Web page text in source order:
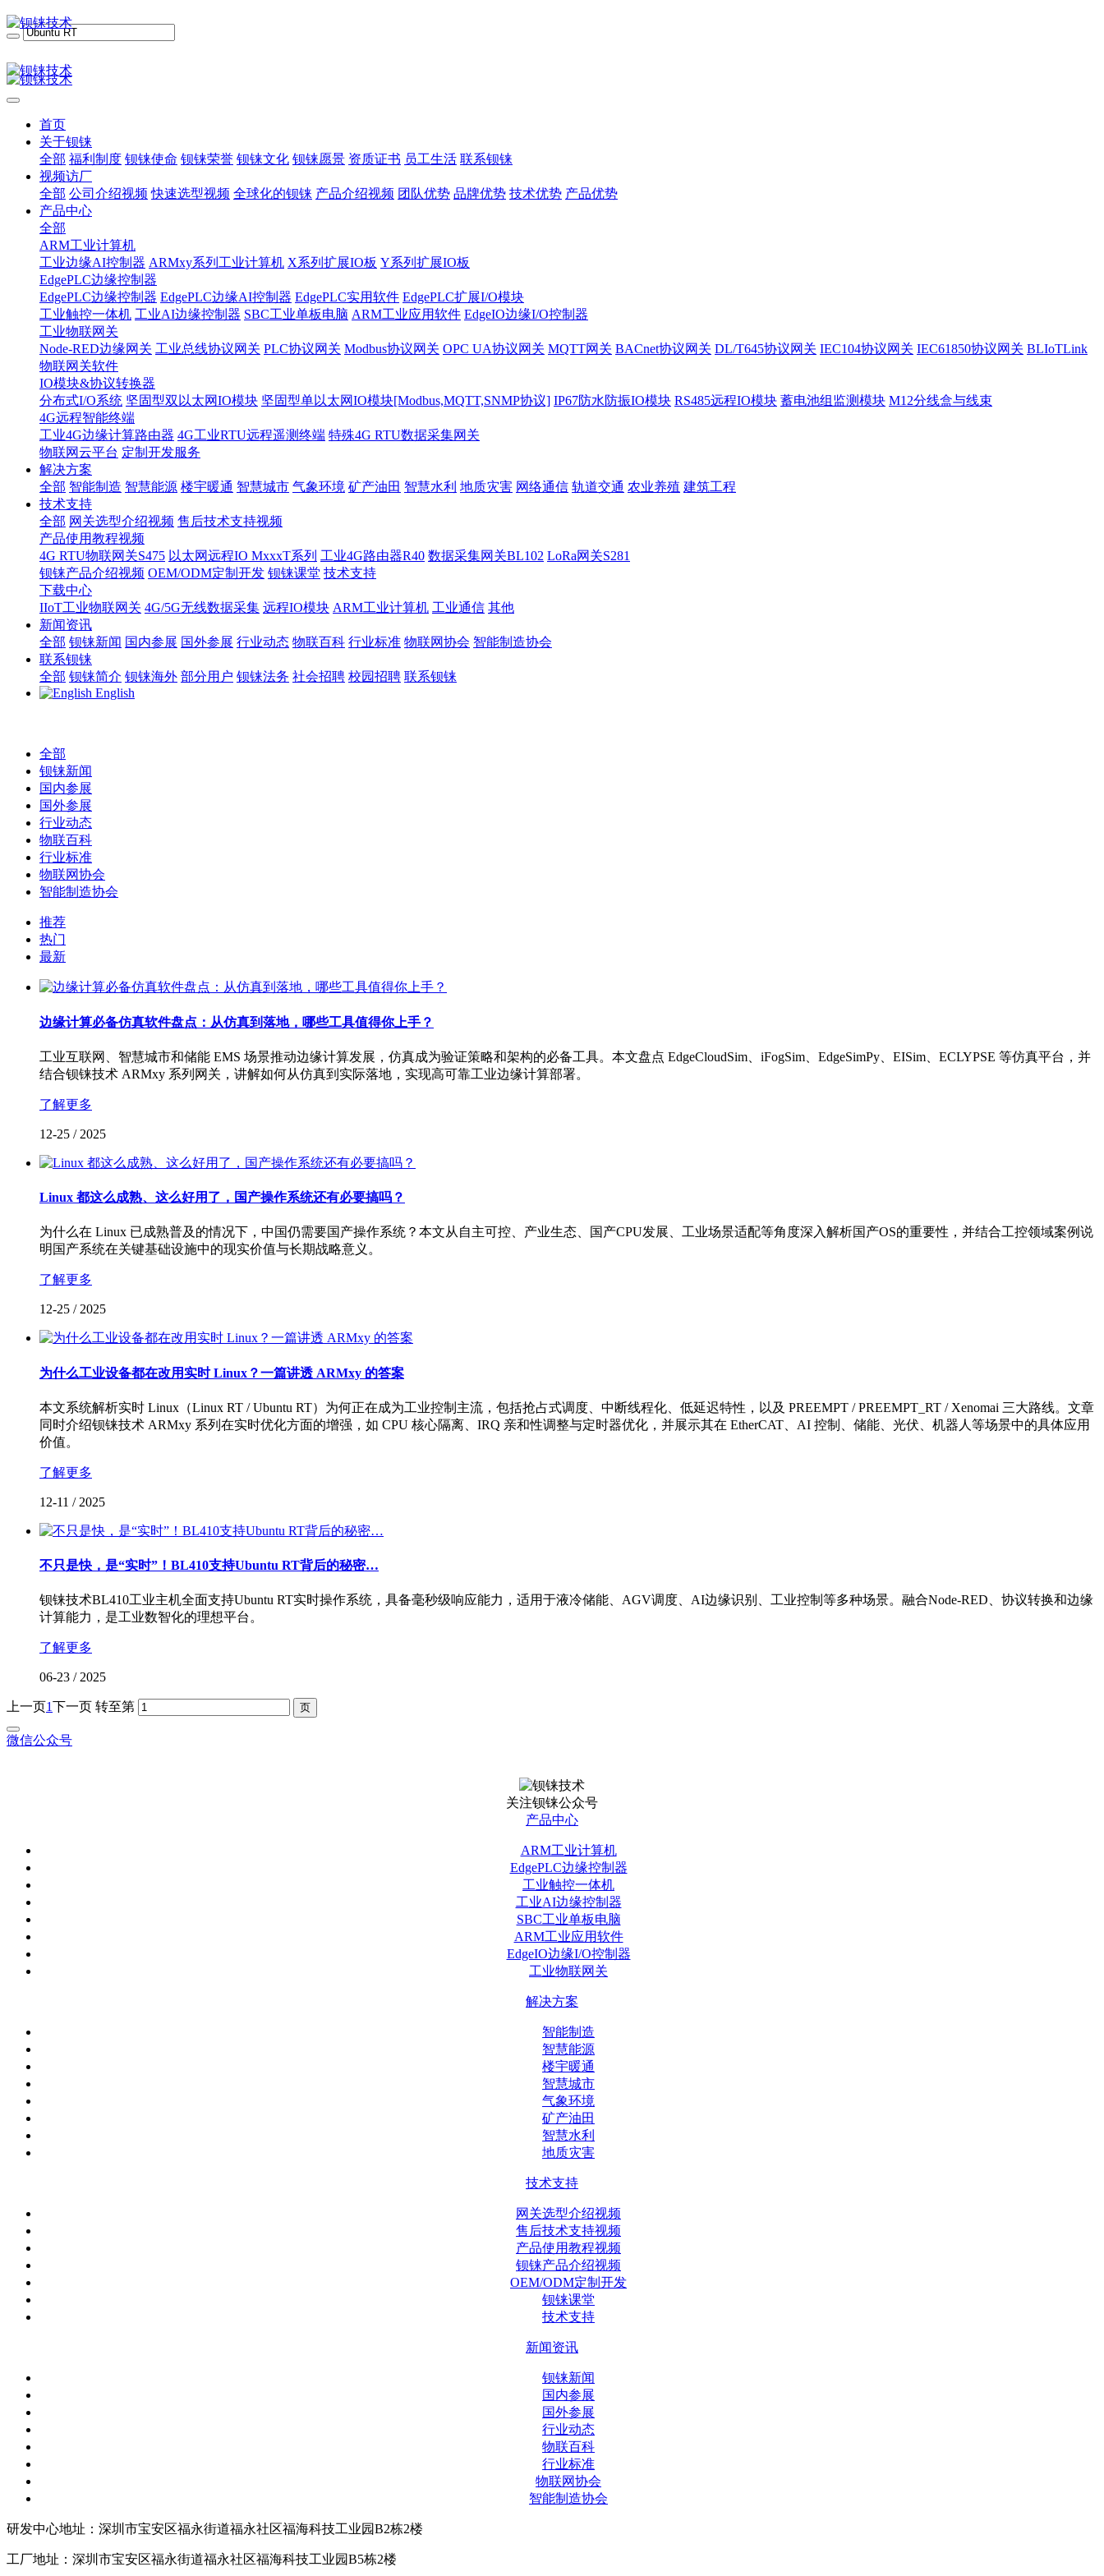
首页
关于钡铼
全部 福利制度 钡铼使命 钡铼荣誉 钡铼文化 钡铼愿景 资质证书 员工生活 联系钡铼
视频访厂
全部 公司介绍视频 快速选型视频 全球化的钡铼 产品介绍视频 团队优势 品牌优势 技术优势 产品优势
产品中心
全部
ARM工业计算机
工业边缘AI控制器 ARMxy系列工业计算机 X系列扩展IO板 Y系列扩展IO板
EdgePLC边缘控制器
EdgePLC边缘控制器 EdgePLC边缘AI控制器 EdgePLC实用软件 EdgePLC扩展I/O模块
工业触控一体机 工业AI边缘控制器 SBC工业单板电脑 ARM工业应用软件 EdgeIO边缘I/O控制器
工业物联网关
Node-RED边缘网关 工业总线协议网关 PLC协议网关 Modbus协议网关 OPC UA协议网关 MQTT网关 BACnet协议网关 DL/T645协议网关 IEC104协议网关 IEC61850协议网关 BLIoTLink
物联网关软件
IO模块&协议转换器
分布式I/O系统 坚固型双以太网IO模块 坚固型单以太网IO模块[Modbus,MQTT,SNMP协议] IP67防水防振IO模块 RS485远程IO模块 蓄电池组监测模块 M12分线盒与线束
4G远程智能终端
工业4G边缘计算路由器 4G工业RTU远程遥测终端 特殊4G RTU数据采集网关
物联网云平台 定制开发服务
解决方案
全部 智能制造 智慧能源 楼宇暖通 智慧城市 气象环境 矿产油田 智慧水利 地质灾害 网络通信 轨道交通 农业养殖 建筑工程
技术支持
全部 网关选型介绍视频 售后技术支持视频
产品使用教程视频
4G RTU物联网关S475 以太网远程IO MxxxT系列 工业4G路由器R40 数据采集网关BL102 LoRa网关S281
钡铼产品介绍视频 OEM/ODM定制开发 钡铼课堂 技术支持
下载中心
IIoT工业物联网关 4G/5G无线数据采集 远程IO模块 ARM工业计算机 工业通信 其他
新闻资讯
全部 钡铼新闻 国内参展 国外参展 行业动态 物联百科 行业标准 物联网协会 智能制造协会
联系钡铼
全部 钡铼简介 钡铼海外 部分用户 钡铼法务 社会招聘 校园招聘 联系钡铼
English
全部
钡铼新闻
国内参展
国外参展
行业动态
物联百科
行业标准
物联网协会
智能制造协会
推荐
热门
最新
边缘计算必备仿真软件盘点：从仿真到落地，哪些工具值得你上手？
工业互联网、智慧城市和储能 EMS 场景推动边缘计算发展，仿真成为验证策略和架构的必备工具。本文盘点 EdgeCloudSim、iFogSim、EdgeSimPy、EISim、ECLYPSE 等仿真平台，并
结合钡铼技术 ARMxy 系列网关，讲解如何从仿真到实际落地，实现高可靠工业边缘计算部署。
了解更多
12-25 / 2025
Linux 都这么成熟、这么好用了，国产操作系统还有必要搞吗？
为什么在 Linux 已成熟普及的情况下，中国仍需要国产操作系统？本文从自主可控、产业生态、国产CPU发展、工业场景适配等角度深入解析国产OS的重要性，并结合工控领域案例说
明国产系统在关键基础设施中的现实价值与长期战略意义。
了解更多
12-25 / 2025
为什么工业设备都在改用实时 Linux？一篇讲透 ARMxy 的答案
本文系统解析实时 Linux（Linux RT / Ubuntu RT）为何正在成为工业控制主流，包括抢占式调度、中断线程化、低延迟特性，以及 PREEMPT / PREEMPT_RT / Xenomai 三大路线。文章
同时介绍钡铼技术 ARMxy 系列在实时优化方面的增强，如 CPU 核心隔离、IRQ 亲和性调整与定时器优化，并展示其在 EtherCAT、AI 控制、储能、光伏、机器人等场景中的具体应用
价值。
了解更多
12-11 / 2025
不只是快，是“实时”！BL410支持Ubuntu RT背后的秘密…
钡铼技术BL410工业主机全面支持Ubuntu RT实时操作系统，具备毫秒级响应能力，适用于液冷储能、AGV调度、AI边缘识别、工业控制等多种场景。融合Node-RED、协议转换和边缘
计算能力，是工业数智化的理想平台。
了解更多
06-23 / 2025
上一页1下一页 转至第
微信公众号
关注钡铼公众号
产品中心
ARM工业计算机
EdgePLC边缘控制器
工业触控一体机
工业AI边缘控制器
SBC工业单板电脑
ARM工业应用软件
EdgeIO边缘I/O控制器
工业物联网关
解决方案
智能制造
智慧能源
楼宇暖通
智慧城市
气象环境
矿产油田
智慧水利
地质灾害
技术支持
网关选型介绍视频
售后技术支持视频
产品使用教程视频
钡铼产品介绍视频
OEM/ODM定制开发
钡铼课堂
技术支持
新闻资讯
钡铼新闻
国内参展
国外参展
行业动态
物联百科
行业标准
物联网协会
智能制造协会
研发中心地址：深圳市宝安区福永街道福永社区福海科技工业园B2栋2楼
工厂地址：深圳市宝安区福永街道福永社区福海科技工业园B5栋2楼